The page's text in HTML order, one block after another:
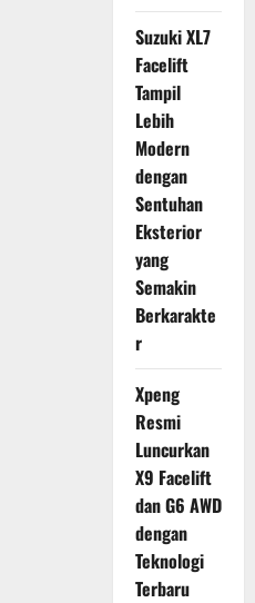
Suzuki XL7
Facelift
Tampil
Lebih
Modern
dengan
Sentuhan
Eksterior
yang
Semakin
Berkarakte
r
Xpeng
Resmi
Luncurkan
X9 Facelift
dan G6 AWD
dengan
Teknologi
Terbaru